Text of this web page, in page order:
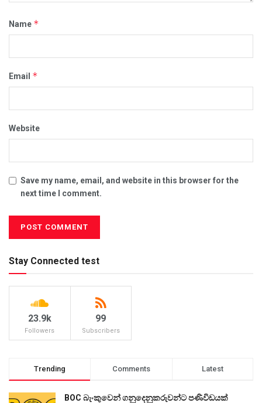
Name *
Email *
Website
Save my name, email, and website in this browser for the
next time I comment.
Stay Connected test
23.9k
Followers
99
Subscribers
Trending Comments Latest
BOC බැංකුවෙන් ගනුදෙනුකරුවන්ට පණිවිඩයක්